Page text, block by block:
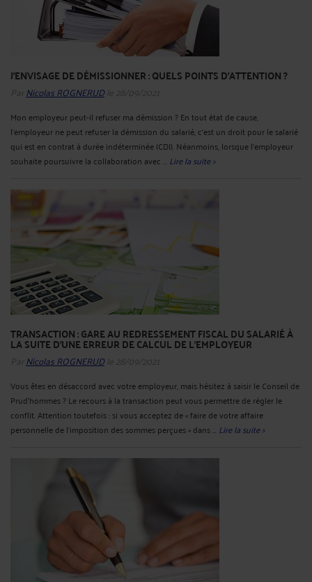
J’ENVISAGE DE DÉMISSIONNER : QUELS POINTS D’ATTENTION ?
Par Nicolas ROGNERUDle 28/09/2021
Mon employeur peut-il refuser ma démission ? En tout état de cause,
l’employeur ne peut refuser la démission du salarié, c’est un droit pour le salarié
qui est en contrat à durée indéterminée (CDI). Néanmoins, lorsque l’employeur
souhaite poursuivre la collaboration avec ... Lire la suite >
TRANSACTION : GARE AU REDRESSEMENT FISCAL DU SALARIÉ À
LA SUITE D’UNE ERREUR DE CALCUL DE L’EMPLOYEUR
Par Nicolas ROGNERUDle 28/09/2021
Vous êtes en désaccord avec votre employeur, mais hésitez à saisir le Conseil de
Prud’hommes ? Le recours à la transaction peut vous permettre de régler le
conflit. Attention toutefois : si vous acceptez de « faire de votre affaire
personnelle de l’imposition des sommes perçues » dans ... Lire la suite >